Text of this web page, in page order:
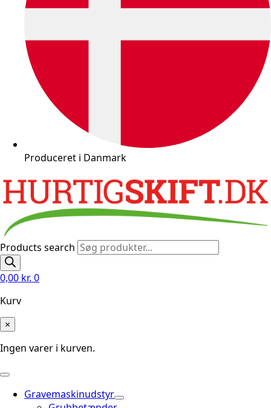
Produceret i Danmark
Products search
0,00 kr. 0
Kurv
×
Ingen varer i kurven.
Gravemaskinudstyr